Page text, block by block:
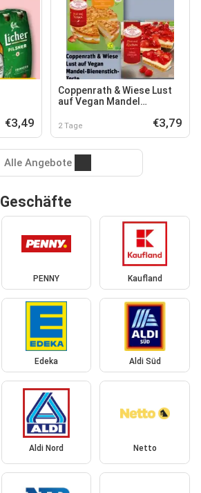
€3,49
Coppenrath & Wiese Lust
auf Vegan Mandel
2 Tage €3,79
Alle Angebote
PENNY Kaufland
Edeka Aldi Süd
Aldi Nord Netto